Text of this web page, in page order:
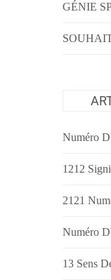
GÉNIE
Numéro
1212
2121
Numéro
13 Sens